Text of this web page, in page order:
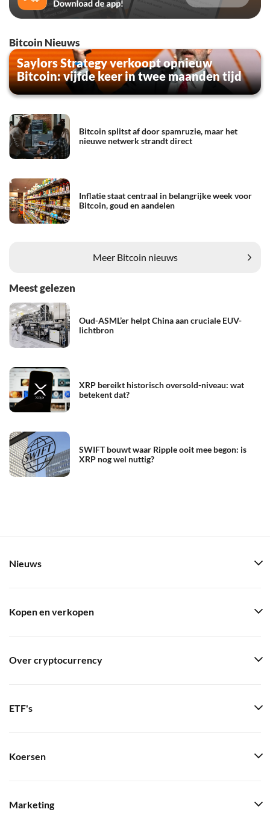
Bitcoin Nieuws
Saylors Strategy verkoopt opnieuw
Bitcoin: vijfde keer in twee maanden tijd
Bitcoin splitst af door spamruzie, maar het
nieuwe netwerk strandt direct
Inflatie staat centraal in belangrijke week voor
Bitcoin, goud en aandelen
Meer Bitcoin nieuws
Meest gelezen
Oud-ASML’er helpt China aan cruciale EUV-
lichtbron
XRP bereikt historisch oversold-niveau: wat
betekent dat?
SWIFT bouwt waar Ripple ooit mee begon: is
XRP nog wel nuttig?
Nieuws
Kopen en verkopen
Over cryptocurrency
ETF's
Koersen
Marketing